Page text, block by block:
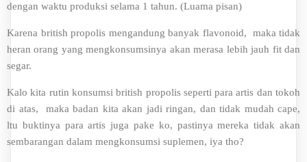
dengan waktu produksi selama 1 tahun. (Luama pisan)
Karena british propolis mengandung banyak flavonoid, maka tidak
heran orang yang mengkonsumsinya akan merasa lebih jauh fit dan
segar.
Kalo kita rutin konsumsi british propolis seperti para artis dan tokoh
di atas, maka badan kita akan jadi ringan, dan tidak mudah cape,
ltu buktinya para artis juga pake ko, pastinya mereka tidak akan
sembarangan dalam mengkonsumsi suplemen, iya tho?